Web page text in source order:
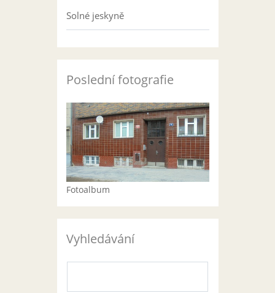
Solné jeskyně
Poslední fotografie
Fotoalbum
Vyhledávání